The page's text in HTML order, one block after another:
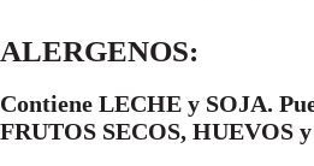
ALERGENOS:
Contiene LECHE y SOJA.
FRUTOS SECOS, HUEVOS